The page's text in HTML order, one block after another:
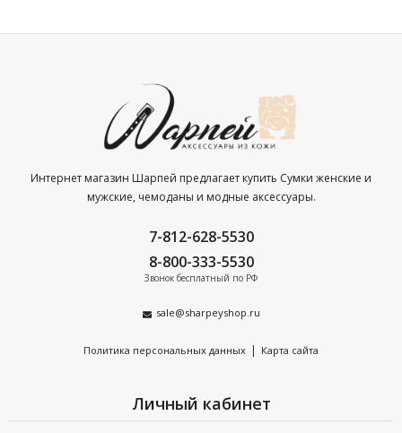
Интернет магазин Шарпей предлагает купить Сумки женские и
мужские, чемоданы и модные аксессуары.
7-812-628-5530
8-800-333-5530
Звонок бесплатный по РФ
sale@sharpeyshop.ru
Политика персональных данных | Карта сайта
Личный кабинет